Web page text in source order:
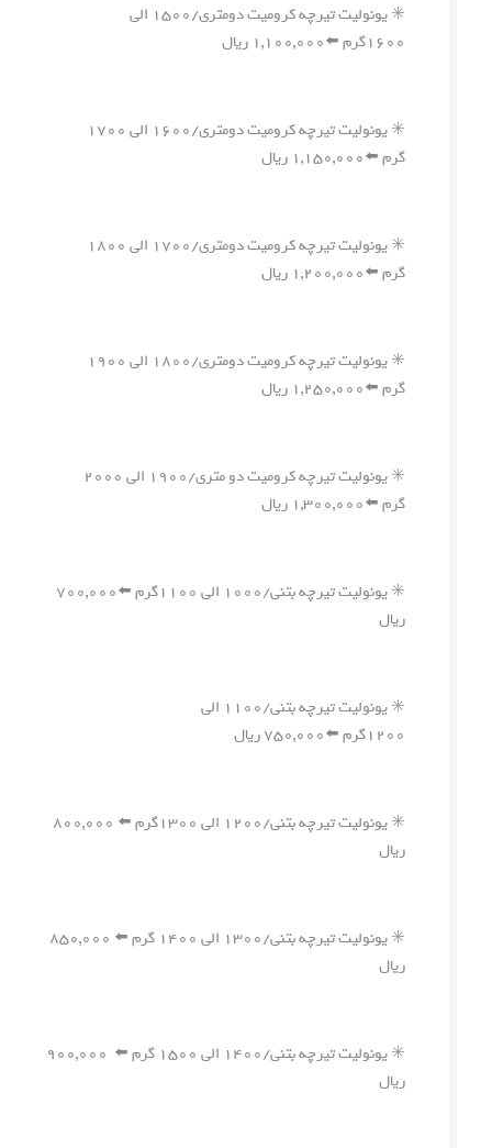
✳️ یونولیت تیرچه کرومیت دومتری/۱۵۰۰ الی
۱۶۰۰گرم ⬅️۱,۱۰۰,۰۰۰ ریال
✳️ یونولیت تیرچه کرومیت دومتری/۱۶۰۰ الی ۱۷۰۰
گرم ⬅️۱,۱۵۰,۰۰۰ ریال
✳️ یونولیت تیرچه کرومیت دومتری/۱۷۰۰ الی ۱۸۰۰
گرم ⬅️۱,۲۰۰,۰۰۰ ریال
✳️ یونولیت تیرچه کرومیت دومتری/۱۸۰۰ الی ۱۹۰۰
گرم ⬅️۱,۲۵۰,۰۰۰ ریال
✳️ یونولیت تیرچه کرومیت دو متری/۱۹۰۰ الی ۲۰۰۰
گرم ⬅️۱,۳۰۰,۰۰۰ ریال
✳️ یونولیت تیرچه بتنی/۱۰۰۰ الی ۱۱۰۰گرم ⬅️۷۰۰,۰۰۰
ریال
✳️ یونولیت تیرچه بتنی/۱۱۰۰ الی
۱۲۰۰گرم ⬅️۷۵۰,۰۰۰ ریال
✳️ یونولیت تیرچه بتنی/۱۲۰۰ الی ۱۳۰۰گرم ⬅️ ۸۰۰,۰۰۰
ریال
✳️ یونولیت تیرچه بتنی/۱۳۰۰ الی ۱۴۰۰ گرم ⬅️ ۸۵۰,۰۰۰
ریال
✳️ یونولیت تیرچه بتنی/۱۴۰۰ الی ۱۵۰۰ گرم ⬅️ ۹۰۰,۰۰۰
ریال